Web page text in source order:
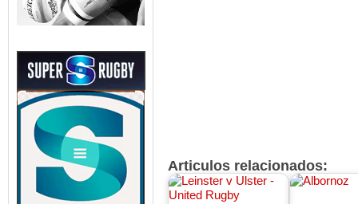
Articulos relacionados: